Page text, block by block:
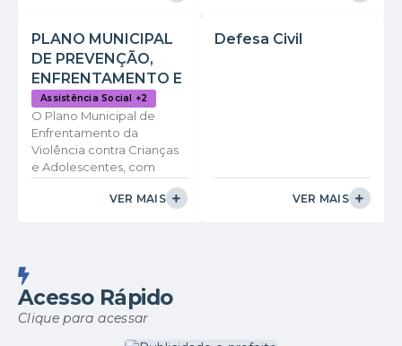
PLANO MUNICIPAL
DE PREVENÇÃO,
ENFRENTAMENTO E
ATENDIMENTO
ESPECIALIZADO A
CRIANÇAS E
ADOLESCENTES
VÍTIMAS DE
VIOLÊNCIA NO
Assistência Social +2
O Plano Municipal de
Enfrentamento da
Violência contra Crianças
e Adolescentes, com
abuso e exploração
sexuais de crianças e
adolescentes, com ações
estratégicas e integradas
VER MAIS
Defesa Civil
VER MAIS
Acesso Rápido
Clique para acessar